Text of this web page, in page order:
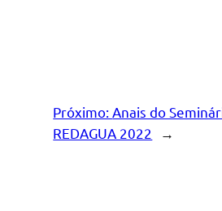
Próximo: Anais do
REDAGUA 2022
→